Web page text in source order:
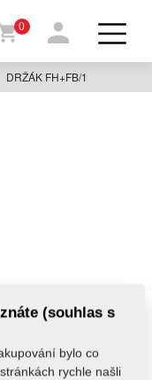
0
DRŽÁK FH+FB/1
(souhlas s
bylo co
rychle našli